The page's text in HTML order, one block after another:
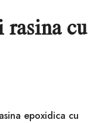
cu
epoxidica cu